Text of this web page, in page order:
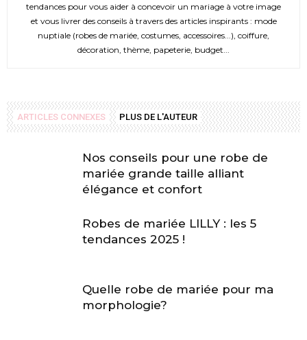
tendances pour vous aider à concevoir un mariage à votre image
et vous livrer des conseils à travers des articles inspirants : mode
nuptiale (robes de mariée, costumes, accessoires...), coiffure,
décoration, thème, papeterie, budget...
ARTICLES CONNEXES PLUS DE L'AUTEUR
Nos conseils pour une robe de
mariée grande taille alliant
élégance et confort
Robes de mariée LILLY : les 5
tendances 2025 !
Quelle robe de mariée pour ma
morphologie?